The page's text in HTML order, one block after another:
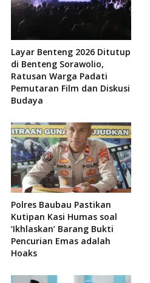
Layar Benteng 2026 Ditutup
di Benteng Sorawolio,
Ratusan Warga Padati
Pemutaran Film dan Diskusi
Budaya
Polres Baubau Pastikan
Kutipan Kasi Humas soal
‘Ikhlaskan’ Barang Bukti
Pencurian Emas adalah
Hoaks